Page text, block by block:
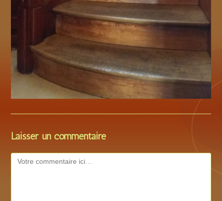
Laisser un commentaire
Comment